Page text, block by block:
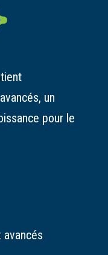
un
pour le